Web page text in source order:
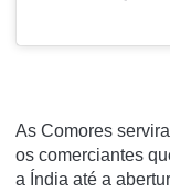
As Comores
os comerciantes
a Índia até a